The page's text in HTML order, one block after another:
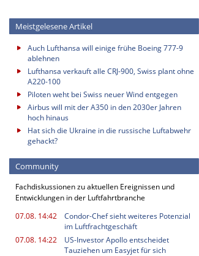
Meistgelesene Artikel
Auch Lufthansa will einige frühe Boeing 777-9
ablehnen
Lufthansa verkauft alle CRJ-900, Swiss plant ohne
A220-100
Piloten weht bei Swiss neuer Wind entgegen
Airbus will mit der A350 in den 2030er Jahren
hoch hinaus
Hat sich die Ukraine in die russische Luftabwehr
gehackt?
Community
Fachdiskussionen zu aktuellen Ereignissen und
Entwicklungen in der Luftfahrtbranche
07.08. 14:42
Condor-Chef sieht weiteres Potenzial
im Luftfrachtgeschäft
07.08. 14:22
US-Investor Apollo entscheidet
Tauziehen um Easyjet für sich